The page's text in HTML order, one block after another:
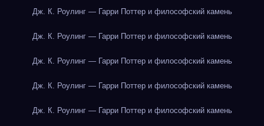
Дж. К. Роулинг — Гарри Поттер и философский камень
Дж. К. Роулинг — Гарри Поттер и философский камень
Дж. К. Роулинг — Гарри Поттер и философский камень
Дж. К. Роулинг — Гарри Поттер и философский камень
Дж. К. Роулинг — Гарри Поттер и философский камень